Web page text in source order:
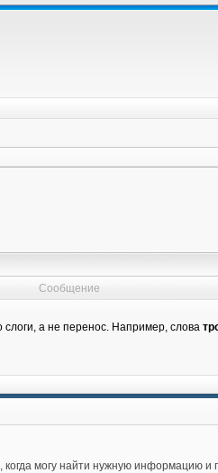
Сообщение
а не перенос. Например, слова
могу найти нужную информацию и